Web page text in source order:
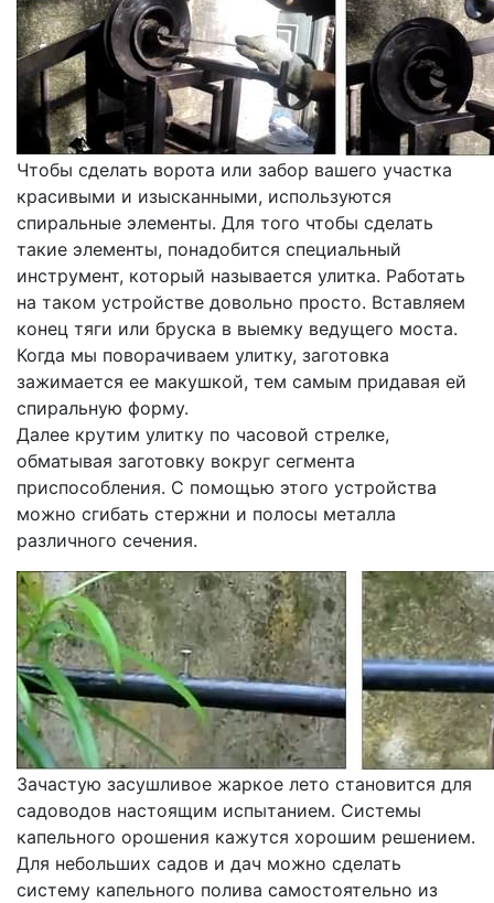
Чтобы сделать ворота или забор вашего участка
красивыми и изысканными, используются
спиральные элементы. Для того чтобы сделать
такие элементы, понадобится специальный
инструмент, который называется улитка. Работать
на таком устройстве довольно просто. Вставляем
конец тяги или бруска в выемку ведущего моста.
Когда мы поворачиваем улитку, заготовка
зажимается ее макушкой, тем самым придавая ей
спиральную форму.
Далее крутим улитку по часовой стрелке,
обматывая заготовку вокруг сегмента
приспособления. С помощью этого устройства
можно сгибать стержни и полосы металла
различного сечения.
Зачастую засушливое жаркое лето становится для
садоводов настоящим испытанием. Системы
капельного орошения кажутся хорошим решением.
Для небольших садов и дач можно сделать
систему капельного полива самостоятельно из